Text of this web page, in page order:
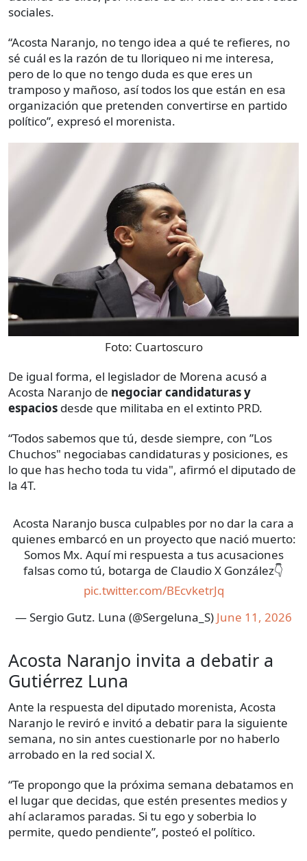
sociales.
“Acosta Naranjo, no tengo idea a qué te refieres, no
sé cuál es la razón de tu lloriqueo ni me interesa,
pero de lo que no tengo duda es que eres un
tramposo y mañoso, así todos los que están en esa
organización que pretenden convertirse en partido
político”, expresó el morenista.
Foto: Cuartoscuro
De igual forma, el legislador de Morena acusó a
Acosta Naranjo de negociar candidaturas y
espacios desde que militaba en el extinto PRD.
“Todos sabemos que tú, desde siempre, con ”Los
Chuchos" negociabas candidaturas y posiciones, es
lo que has hecho toda tu vida", afirmó el diputado de
la 4T.
Acosta Naranjo busca culpables por no dar la cara a
quienes embarcó en un proyecto que nació muerto:
Somos Mx. Aquí mi respuesta a tus acusaciones
falsas como tú, botarga de Claudio X González👇
pic.twitter.com/BEcvketrJq
— Sergio Gutz. Luna (@Sergeluna_S) June 11, 2026
Acosta Naranjo invita a debatir a
Gutiérrez Luna
Ante la respuesta del diputado morenista, Acosta
Naranjo le reviró e invitó a debatir para la siguiente
semana, no sin antes cuestionarle por no haberlo
arrobado en la red social X.
“Te propongo que la próxima semana debatamos en
el lugar que decidas, que estén presentes medios y
ahí aclaramos paradas. Si tu ego y soberbia lo
permite, quedo pendiente”, posteó el político.